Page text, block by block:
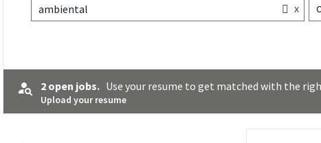
ambiental x
2 open jobs. Use your resume to get matched with the
Upload your resume